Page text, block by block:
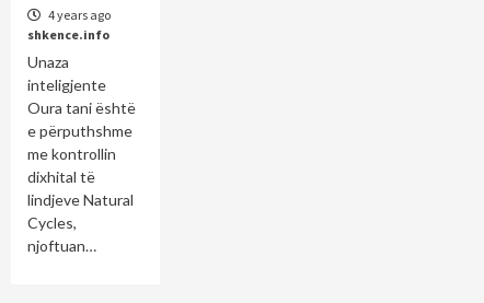
4 years ago
shkence.info
Unaza
inteligjente
Oura tani është
e përputhshme
me kontrollin
dixhital të
lindjeve Natural
Cycles,
njoftuan…